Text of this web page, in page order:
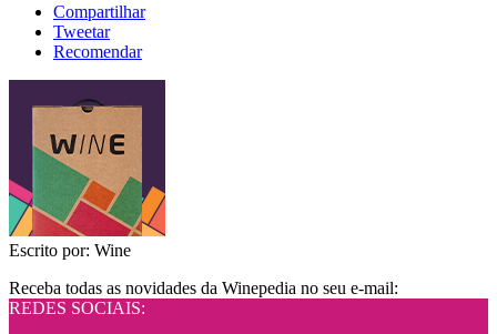
Compartilhar
Tweetar
Recomendar
Escrito por: Wine
Receba todas as novidades da Winepedia no seu e-mail:
REDES SOCIAIS: